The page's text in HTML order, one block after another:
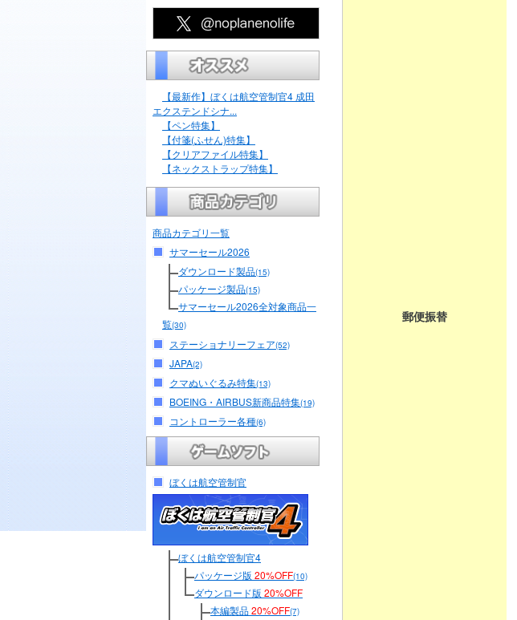
【最新作】ぼくは航空管制官4 成田
エクステンドシナ...
【ペン特集】
【付箋(ふせん)特集】
【クリアファイル特集】
【ネックストラップ特集】
商品カテゴリ一覧
サマーセール2026
ダウンロード製品(15)
パッケージ製品(15)
サマーセール2026全対象商品一
覧(30)
ステーショナリーフェア(52)
JAPA(2)
クマぬいぐるみ特集(13)
BOEING・AIRBUS新商品特集(19)
コントローラー各種(6)
ぼくは航空管制官
ぼくは航空管制官4
パッケージ版 20%OFF(10)
ダウンロード版 20%OFF
本編製品20%OFF(7)
郵便振替